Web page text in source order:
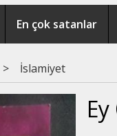
En çok satanlar
> İslamiyet